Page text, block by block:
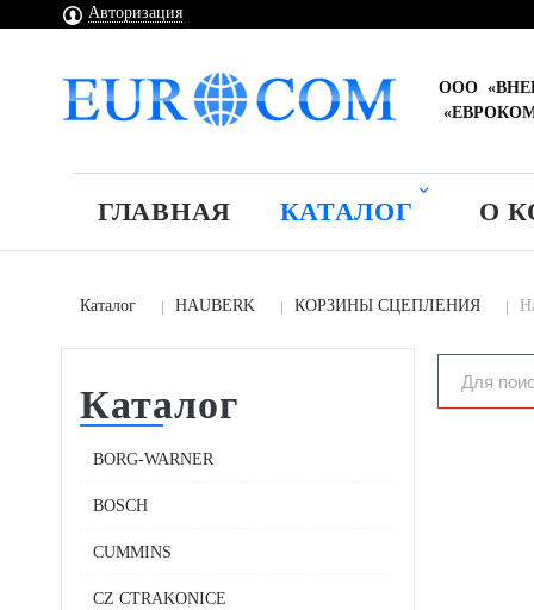
Авторизация
ООО
ГЛАВНАЯ КАТАЛОГ О
Каталог HAUBERK КОРЗИНЫ СЦЕПЛЕНИЯ
Каталог
BORG-WARNER
BOSCH
CUMMINS
CZ CTRAKONICE